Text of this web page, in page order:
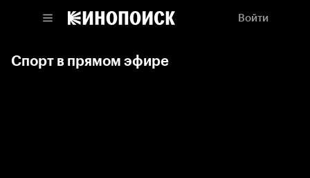
Войти
Спорт в прямом эфире